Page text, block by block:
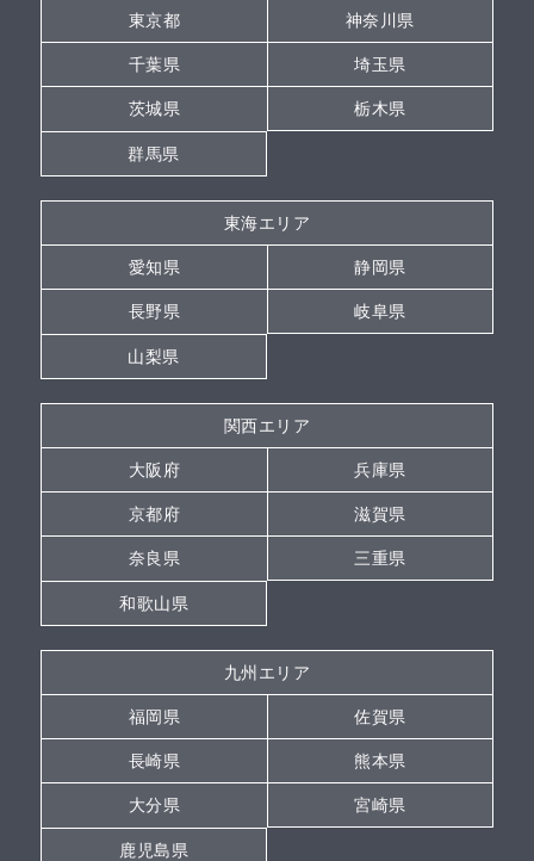
東京都 神奈川県
千葉県 埼玉県
茨城県 栃木県
群馬県
東海エリア
愛知県 静岡県
長野県 岐阜県
山梨県
関西エリア
大阪府 兵庫県
京都府 滋賀県
奈良県 三重県
和歌山県
九州エリア
福岡県 佐賀県
長崎県 熊本県
大分県 宮崎県
鹿児島県